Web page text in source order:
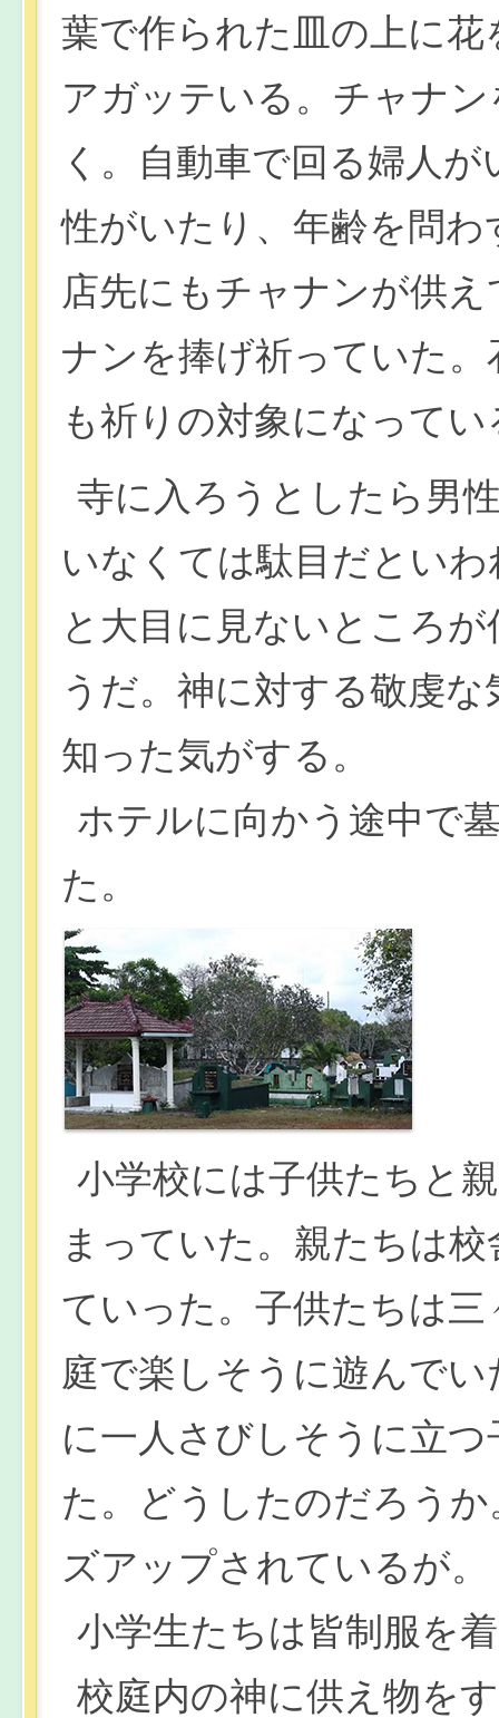
葉で作られた皿の上に
アガッテいる。チャナ
く。自動車で回る婦人
性がいたり、年齢を問
店先にもチャナンが供
ナンを捧げ祈っていた
も祈りの対象になってい
寺に入ろうとしたら男
いなくては駄目だとい
と大目に見ないところ
うだ。神に対する敬虔
知った気がする。
ホテルに向かう途中で
た。
小学校には子供たちと
まっていた。親たちは校
ていった。子供たちは三
庭で楽しそうに遊んでい
に一人さびしそうに立つ
た。どうしたのだろう
ズアップされているが。
小学生たちは皆制服を
校庭内の神に供え物を